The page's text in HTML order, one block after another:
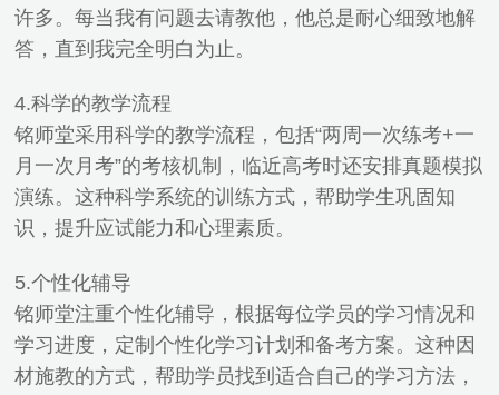
许多。每当我有问题去请教他，他总是耐心细致地解
答，直到我完全明白为止。
4.科学的教学流程
铭师堂采用科学的教学流程，包括“两周一次练考+一
月一次月考”的考核机制，临近高考时还安排真题模拟
演练。这种科学系统的训练方式，帮助学生巩固知
识，提升应试能力和心理素质。
5.个性化辅导
铭师堂注重个性化辅导，根据每位学员的学习情况和
学习进度，定制个性化学习计划和备考方案。这种因
材施教的方式，帮助学员找到适合自己的学习方法，